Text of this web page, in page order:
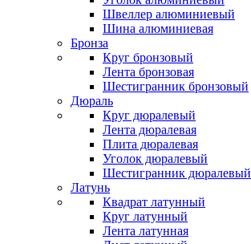
Швеллер алюминиевый
Шина алюминиевая
Бронза
Круг бронзовый
Лента бронзовая
Шестигранник бронзовый
Дюраль
Круг дюралевый
Лента дюралевая
Плита дюралевая
Уголок дюралевый
Шестигранник дюралевый
Латунь
Квадрат латунный
Круг латунный
Лента латунная